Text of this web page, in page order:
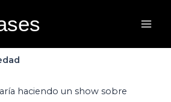
haciendo un show sobre